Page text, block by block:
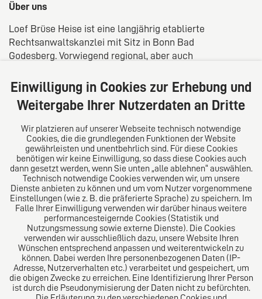
Über uns
Loef Brüse Heise ist eine langjährig etablierte
Rechtsanwaltskanzlei mit Sitz in Bonn Bad
Godesberg. Vorwiegend regional, aber auch
Privatpersonen und mittelständische Unternehmen in
nahezu allen Bereichen des Zivilrechts.
Für unsere vietnamesischen Mandanten:
Tóm tắt giới thiệu về chúng tôi: Chúng tôi là một công
ty luật lâu đời có văn phòng tại Bonn - Bad
Godesberg. Chúng tôi tư vấn và đại diện cho các cá
nhân và công ty cỡ vừa trong hầu hết các lĩnh vực
luật kinh doanh, luật nhập cư và di cư, luật làm việc,
luật gia đình và đoàn tụ gia đình, cũng như luật dân
sự cho tất cả các khách hàng trên khắp nước Đức.
Das europäische Kanzlei-Netzwerk
Einwilligung in Cookies zur Erhebung und
Weitergabe Ihrer Nutzerdaten an Dritte
Wir platzieren auf unserer Webseite technisch notwendige
Cookies, die die grundlegenden Funktionen der Website
gewährleisten und unentbehrlich sind. Für diese Cookies
benötigen wir keine Einwilligung, so dass diese Cookies auch
dann gesetzt werden, wenn Sie unten „alle ablehnen“ auswählen.
Technisch notwendige Cookies verwenden wir, um unsere
Dienste anbieten zu können und um vom Nutzer vorgenommene
Einstellungen (wie z. B. die präferierte Sprache) zu speichern. Im
Falle Ihrer Einwilligung verwenden wir darüber hinaus weitere
performancesteigernde Cookies (Statistik und
Nutzungsmessung sowie externe Dienste). Die Cookies
verwenden wir ausschließlich dazu, unsere Website Ihren
Wünschen entsprechend anpassen und weiterentwickeln zu
können. Dabei werden Ihre personenbezogenen Daten (IP-
Adresse, Nutzerverhalten etc.) verarbeitet und gespeichert, um
die obigen Zwecke zu erreichen. Eine Identifizierung Ihrer Person
ist durch die Pseudonymisierung der Daten nicht zu befürchten.